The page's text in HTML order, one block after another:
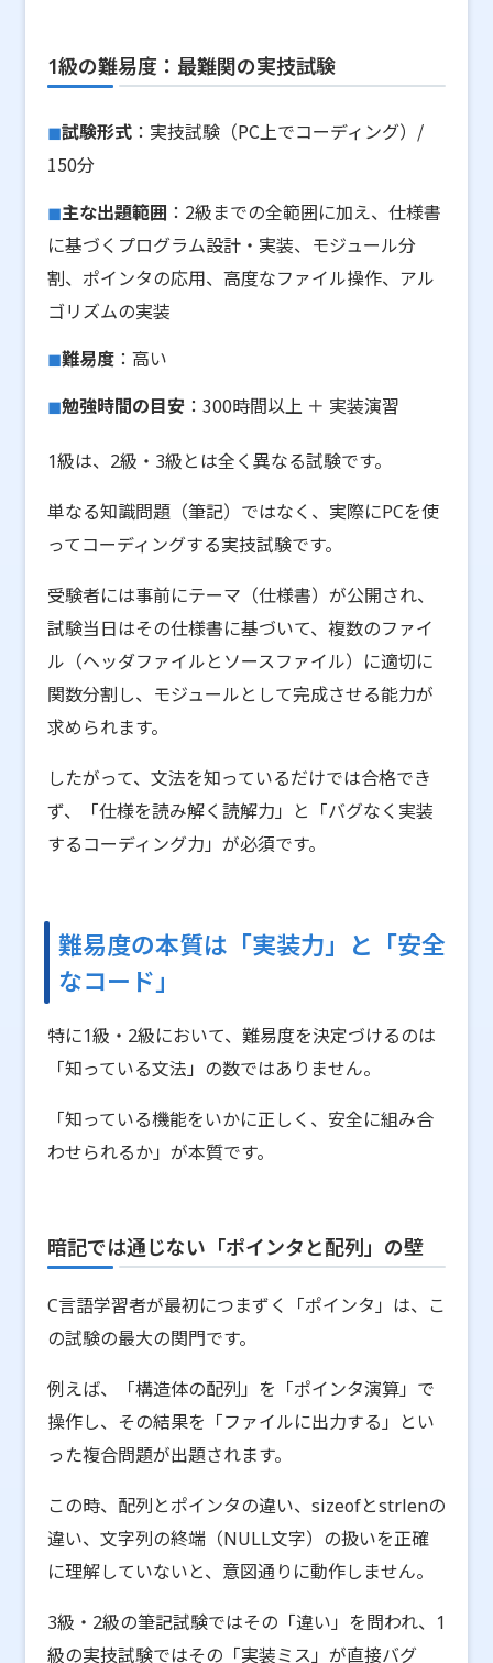
1級の難易度：最難関の実技試験
試験形式：実技試験（PC上でコーディング）/
150分
主な出題範囲 ：2級までの全範囲に加え、仕様書
に基づくプログラム設計・実装、モジュール分
割、ポインタの応用、高度なファイル操作、アル
ゴリズムの実装
難易度：高い
勉強時間の目安：300時間以上 ＋ 実装演習
1級は、2級・3級とは全く異なる試験です。
単なる知識問題（筆記）ではなく、実際にPCを使
ってコーディングする実技試験です。
受験者には事前にテーマ（仕様書）が公開され、
試験当日はその仕様書に基づいて、複数のファイ
ル（ヘッダファイルとソースファイル）に適切に
関数分割し、モジュールとして完成させる能力が
求められます。
したがって、文法を知っているだけでは合格でき
ず、「仕様を読み解く読解力」と「バグなく実装
するコーディング力」が必須です。
難易度の本質は「実装力」と「安全
なコード」
特に1級・2級において、難易度を決定づけるのは
「知っている文法」の数ではありません。
「知っている機能をいかに正しく、安全に組み合
わせられるか」が本質です。
暗記では通じない「ポインタと配列」の壁
C言語学習者が最初につまずく「ポインタ」は、こ
の試験の最大の関門です。
例えば、「構造体の配列」を「ポインタ演算」で
操作し、その結果を「ファイルに出力する」とい
った複合問題が出題されます。
この時、配列とポインタの違い、sizeofとstrlenの
違い、文字列の終端（NULL文字）の扱いを正確
に理解していないと、意図通りに動作しません。
3級・2級の筆記試験ではその「違い」を問われ、1
級の実技試験ではその「実装ミス」が直接バグ